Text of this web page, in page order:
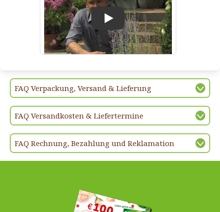
FAQ Verpackung, Versand & Lieferung
FAQ Versandkosten & Liefertermine
FAQ Rechnung, Bezahlung und Reklamation